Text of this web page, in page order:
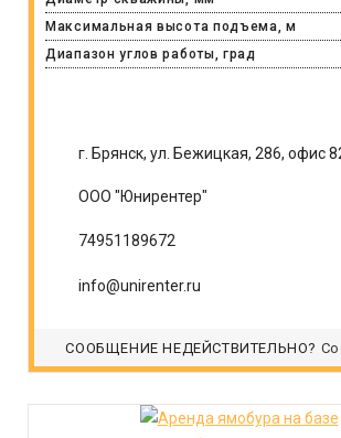
Максимальная высота подъема, м
Диапазон углов работы, град
г. Брянск, ул. Бежицкая, 286, офис
ООО "Юнирентер"
74951189672
info@unirenter.ru
СООБЩЕНИЕ НЕДЕЙСТВИТЕЛЬНО?